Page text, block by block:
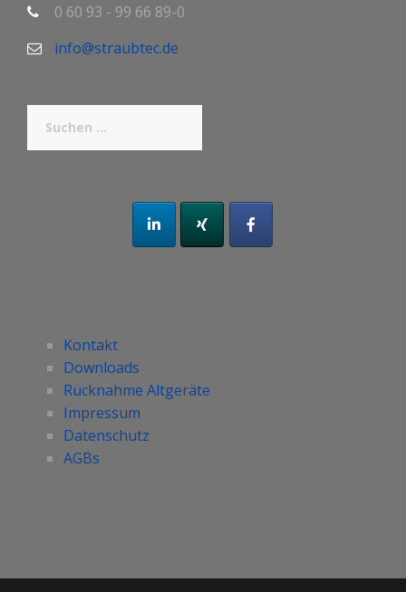
0 60 93 - 99 66 89-0
info@straubtec.de
nach:
Kontakt
Downloads
Rücknahme Altgeräte
Impressum
Datenschutz
AGBs